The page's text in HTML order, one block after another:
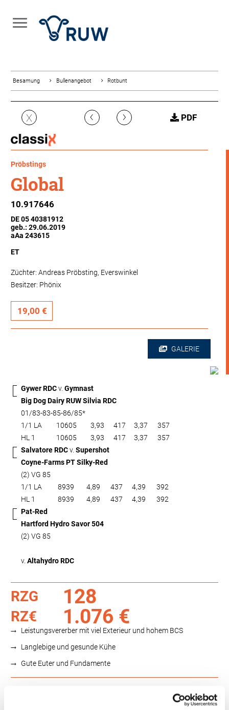
Besamung Bullenangebot Rotbunt
X ‹ › PDF
Pröbstings
Global
10.917646
DE 05 40381912
geb.: 29.06.2019
aAa 243615
ET
Züchter: Andreas Pröbsting, Everswinkel
Besitzer: Phönix
19,00 €
GALERIE
Gywer RDCv. Gymnast
Big Dog Dairy RUW Silvia RDC
01/83-83-85-86/85*
1/1 LA
10605 3,93 417 3,37
357
HL 1
10605 3,93 417 3,37
357
Salvatore RDCv. Supershot
Coyne-Farms PT Silky-Red
(2) VG 85
1/1 LA
8939 4,89 437 4,39
392
HL 1
8939 4,89 437 4,39
392
Pat-Red
Hartford Hydro Savor 504
(2) VG 85
v. Altahydro RDC
RZG 128
RZ€ 1.076 €
Leistungsvererber mit viel Exterieur und hohem BCS
Langlebige und gesunde Kühe
Gute Euter und Fundamente